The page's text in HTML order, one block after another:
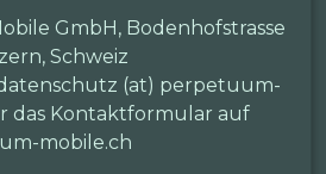
GmbH, Bodenhofstrasse
Schweiz
datenschutz (at) perpetuum-
das Kontaktformular auf
mobile.ch